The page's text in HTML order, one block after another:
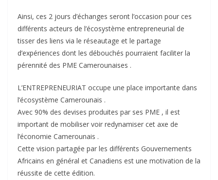
Ainsi, ces 2 jours d’échanges seront l’occasion pour ces
différents acteurs de l’écosystème entrepreneurial de
tisser des liens via le réseautage et le partage
d’expériences dont les débouchés pourraient faciliter la
pérennité des PME Camerounaises .
L’ENTREPRENEURIAT occupe une place importante dans
l’écosystème Camerounais .
Avec 90% des devises produites par ses PME , il est
important de mobiliser voir redynamiser cet axe de
l’économie Camerounais .
Cette vision partagée par les différents Gouvernements
Africains en général et Canadiens est une motivation de la
réussite de cette édition.